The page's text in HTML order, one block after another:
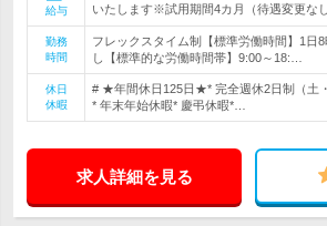
給与
いたします※試用期間4カ月（待遇変更なし
勤務
時間
フレックスタイム制【標準労働時間】1日
し【標準的な労働時間帯】9:00～18:…
休日
休暇
# ★年間休日125日★* 完全週休2日制（土
* 年末年始休暇* 慶弔休暇*…
求人詳細を見る